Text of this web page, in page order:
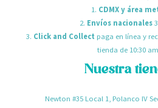
1. CDMX y área
2. Envíos nacionales3
3. Click and Collect paga en línea y
tienda de 10:30
Nuestra
Newton #35 Local 1, Polanco IV